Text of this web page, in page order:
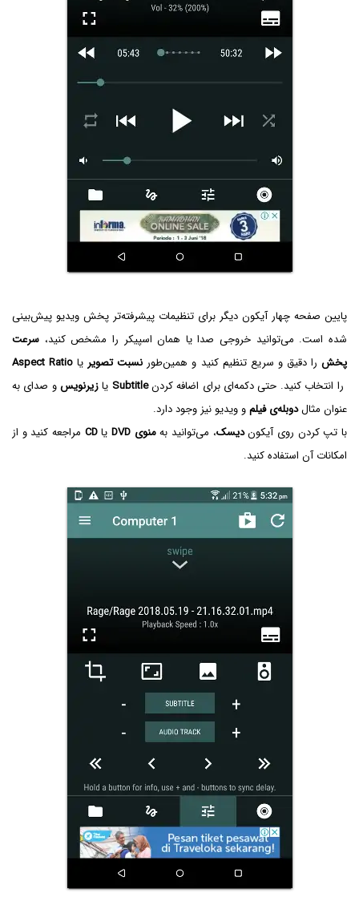
پایین صفحه چهار آیکون دیگر برای تنظیمات پیشرفته‌تر پخش ویدیو پیش‌بینی
شده است. می‌توانید خروجی صدا یا همان اسپیکر را مشخص کنید، سرعت
پخشرا دقیق و سریع تنظیم کنید و همین‌طور نسبت تصویر یا Aspect Ratio
را انتخاب کنید. حتی دکمه‌ای برای اضافه کردنSubtitle یازیرنویسو صدای به
عنوان مثالدوبله‌ی فیلمو ویدیو نیز وجود دارد.
با تپ کردن روی آیکوندیسک، می‌توانید بهمنوی DVD یاCD مراجعه کنید و از
امکانات آن استفاده کنید.